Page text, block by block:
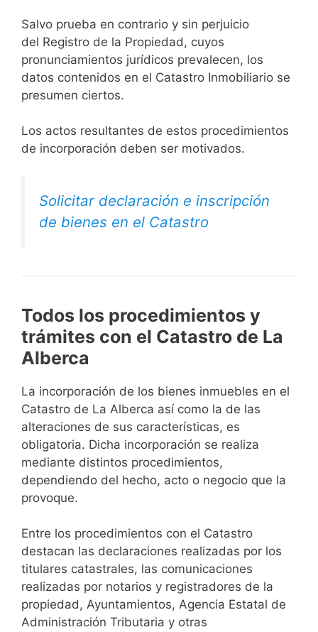
Salvo prueba en contrario y sin perjuicio
del Registro de la Propiedad, cuyos
pronunciamientos jurídicos prevalecen, los
datos contenidos en el Catastro Inmobiliario se
presumen ciertos.
Los actos resultantes de estos procedimientos
de incorporación deben ser motivados.
Solicitar declaración e inscripción
de bienes en el Catastro
Todos los procedimientos y
trámites con el Catastro de La
Alberca
La incorporación de los bienes inmuebles en el
Catastro de La Alberca así como la de las
alteraciones de sus características, es
obligatoria. Dicha incorporación se realiza
mediante distintos procedimientos,
dependiendo del hecho, acto o negocio que la
provoque.
Entre los procedimientos con el Catastro
destacan las declaraciones realizadas por los
titulares catastrales, las comunicaciones
realizadas por notarios y registradores de la
propiedad, Ayuntamientos, Agencia Estatal de
Administración Tributaria y otras